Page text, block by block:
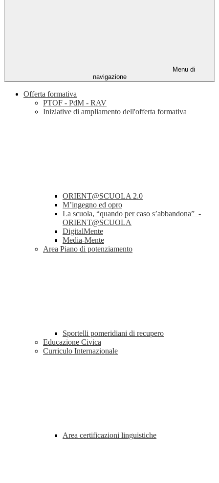
Menu di
navigazione
Offerta formativa
PTOF - PdM - RAV
Iniziative di ampliamento dell'offerta formativa
ORIENT@SCUOLA 2.0
M’ingegno ed opro
La scuola, “quando per caso s’abbandona” -
ORIENT@SCUOLA
DigitalMente
Media-Mente
Area Piano di potenziamento
Sportelli pomeridiani di recupero
Educazione Civica
Curriculo Internazionale
Area certificazioni linguistiche